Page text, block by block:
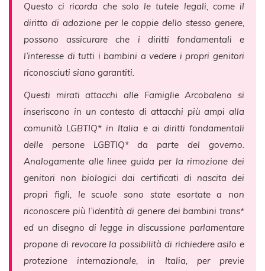
Questo ci ricorda che solo le tutele legali, come il
diritto di adozione per le coppie dello stesso genere,
possono assicurare che i diritti fondamentali e
l’interesse di tutti i bambini a vedere i propri genitori
riconosciuti siano garantiti.
Questi mirati attacchi alle Famiglie Arcobaleno si
inseriscono in un contesto di attacchi più ampi alla
comunità LGBTIQ* in Italia e ai diritti fondamentali
delle persone LGBTIQ* da parte del governo.
Analogamente alle linee guida per la rimozione dei
genitori non biologici dai certificati di nascita dei
propri figli, le scuole sono state esortate a non
riconoscere più l’identità di genere dei bambini trans*
ed un disegno di legge in discussione parlamentare
propone di revocare la possibilità di richiedere asilo e
protezione internazionale, in Italia, per previe